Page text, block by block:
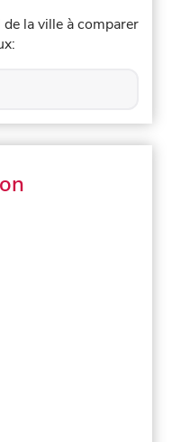
la ville à comparer